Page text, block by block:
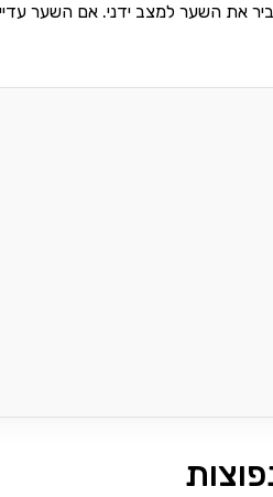
את השער למצב ידני. אם השער